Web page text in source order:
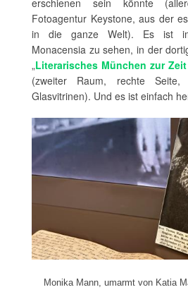
erschienen sein könnte
Fotoagentur Keystone, aus der
in die ganze Welt). Es ist
Monacensia zu sehen, in der
„Literarisches München zur
(zweiter Raum, rechte
Glasvitrinen). Und es ist einfach
Monika Mann, umarmt von Katia